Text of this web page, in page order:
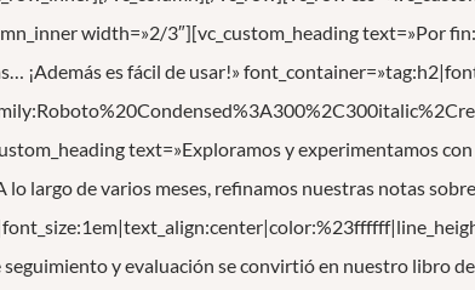
width=»2/3″][vc_custom_heading text=»Por
¡Además es fácil de usar!»
text=»Exploramos y experimentamos
lo largo de varios meses, refinamos nuestras notas
y evaluación se convirtió en nuestro libro